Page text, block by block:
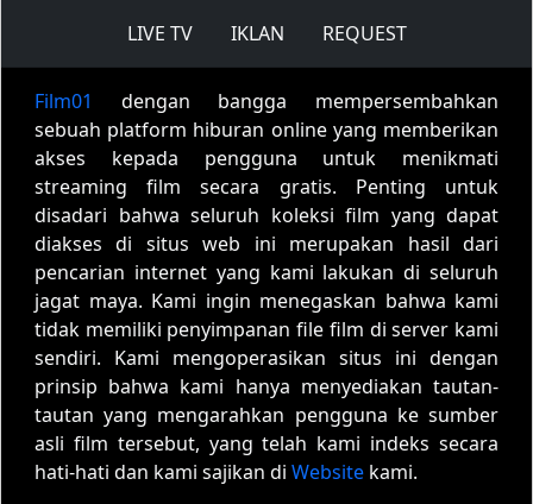
LIVE TV
IKLAN REQUEST
Film01
dengan bangga mempersembahkan
sebuah platform hiburan online yang memberikan
akses kepada pengguna untuk menikmati
streaming film secara gratis. Penting untuk
disadari bahwa seluruh koleksi film yang dapat
diakses di situs web ini merupakan hasil dari
pencarian internet yang kami lakukan di seluruh
jagat maya. Kami ingin menegaskan bahwa kami
tidak memiliki penyimpanan file film di server kami
sendiri. Kami mengoperasikan situs ini dengan
prinsip bahwa kami hanya menyediakan tautan-
tautan yang mengarahkan pengguna ke sumber
asli film tersebut, yang telah kami indeks secara
hati-hati dan kami sajikan di Website kami.